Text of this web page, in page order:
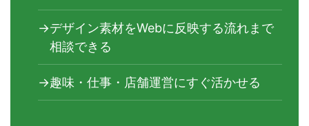
デザイン素材をWebに反映する流れまで
相談できる
趣味・仕事・店舗運営にすぐ活かせる